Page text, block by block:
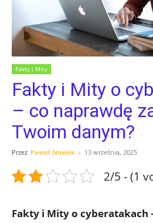
Fakty i Mity
Fakty i Mity o
– co naprawdę
Twoim danym?
Przez Paweł Nowak - 13 września, 2025
2/5 - (1
Fakty i⁢ Mity o cyberatakach